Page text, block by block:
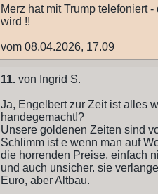
Merz hat mit Trump telefoniert
wird !!
vom 08.04.2026, 17.09
11. von Ingrid S.
Ja, Engelbert zur Zeit ist alles
handegemacht!?
Unsere goldenen Zeiten sind
Schlimm ist e wenn man auf
die horrenden Preise, einfach
und auch unsicher. sie
Euro, aber Altbau.